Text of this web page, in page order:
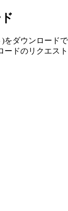
をダウンロード
ードのリクエス